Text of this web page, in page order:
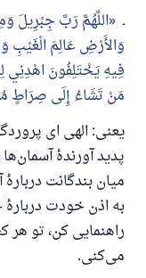
ـ اللَّهُمَّ رَبَّ جِبْرِيلَ
وَالأَرْضِ عَالِمَ الْغَيْبِ
فِيهِ يَخْتَلِفُونَ اهْدِنِي
مَنْ تَشَاءُ إِلَى صِرَاطٍ
یعنی: الهی ای
پدید آورندهٔ
میان بندگانت
به اذن خودت
راهنمایی کن، تو
می‌کنی.